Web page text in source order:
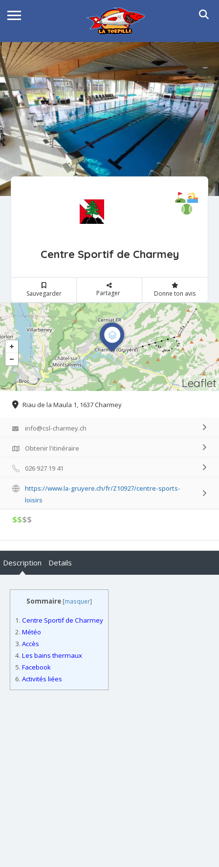
Centre Sportif de Charmey
Sauvegarder Partager Donne ton avis
Leaflet
Riau de la Maula 1, 1637 Charmey
info@csl-charmey.ch
Obtenir l'itinéraire
026 927 19 41
https://www.la-gruyere.ch/fr/Z10927/centre-sports-
loisirs
$$$$
Description Details
Sommaire [masquer]
1. Centre Sportif de Charmey
2. Météo
3. Accès
4. Les bains thermaux
5. Facebook
6. Activités liées